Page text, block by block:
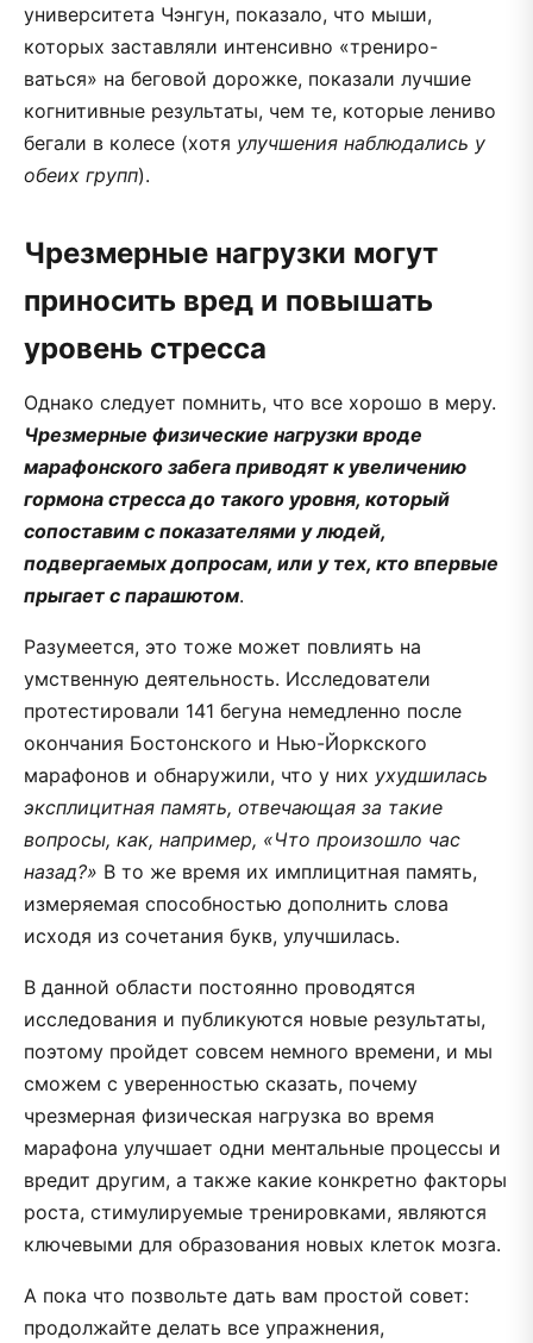
университета Чэнгун, показало, что мыши,
которых заставляли интенсивно «трениро-
ваться» на беговой дорожке, показали лучшие
когнитивные результаты, чем те, которые лениво
бегали в колесе (хотя улучшения наблюдались у
обеих групп).
Чрезмерные нагрузки могут
приносить вред и повышать
уровень стресса
Однако следует помнить, что все хорошо в меру.
Чрезмерные физические нагрузки вроде
марафонского забега приводят к увеличению
гормона стресса до такого уровня, который
сопоставим с показателями у людей,
подвергаемых допросам, или у тех, кто впервые
прыгает с парашютом.
Разумеется, это тоже может повлиять на
умственную деятельность. Исследователи
протестировали 141 бегуна немедленно после
окончания Бостонского и Нью-Йоркского
марафонов и обнаружили, что у них ухудшилась
эксплицитная память, отвечающая за такие
вопросы, как, например, «Что произошло час
назад?» В то же время их имплицитная память,
измеряемая способностью дополнить слова
исходя из сочетания букв, улучшилась.
В данной области постоянно проводятся
исследования и публикуются новые результаты,
поэтому пройдет совсем немного времени, и мы
сможем с уверенностью сказать, почему
чрезмерная физическая нагрузка во время
марафона улучшает одни ментальные процессы и
вредит другим, а также какие конкретно факторы
роста, стимулируемые тренировками, являются
ключевыми для образования новых клеток мозга.
А пока что позвольте дать вам простой совет:
продолжайте делать все упражнения,